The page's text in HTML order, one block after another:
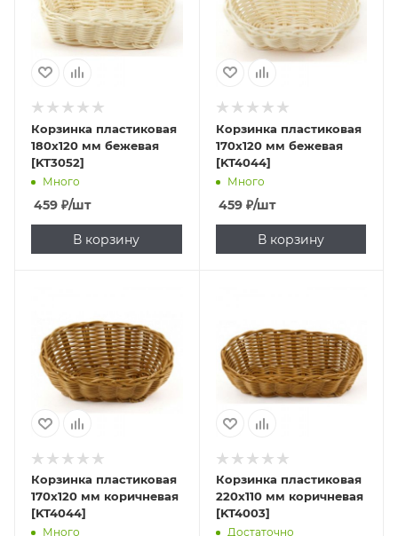
Корзинка пластиковая
180х120 мм бежевая
[KT3052]
Много
459 ₽/шт
В корзину
Корзинка пластиковая
170х120 мм бежевая
[KT4044]
Много
459₽/шт
В корзину
Корзинка пластиковая
170х120 мм коричневая
[KT4044]
Много
Корзинка пластиковая
220х110 мм коричневая
[KT4003]
Достаточно